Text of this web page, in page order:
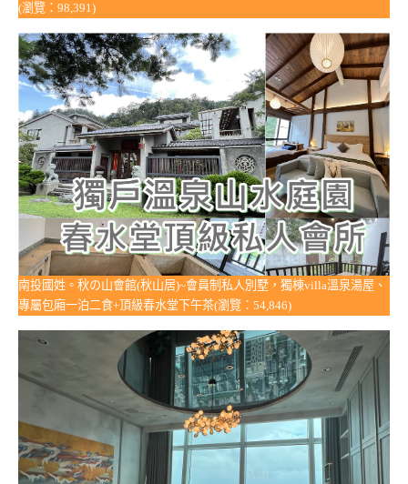
(瀏覽：98,391)
南投國姓。秋の山會館(秋山居)~會員制私人別墅，獨棟villa溫泉湯屋、
專屬包廂一泊二食+頂級春水堂下午茶(瀏覽：54,846)